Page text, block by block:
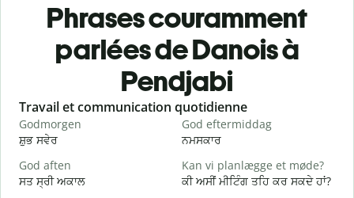
Phrases couramment
parlées de Danois à
Pendjabi
Slide 1 of 6
Travail et communication quotidienne
Godmorgen
ਸ਼ੁਭ ਸਵੇਰ
God eftermiddag
ਨਮਸਕਾਰ
God aften
ਸਤ ਸ੍ਰੀ ਅਕਾਲ
Kan vi planlægge et møde?
ਕੀ ਅਸੀਂ ਮੀਟਿੰਗ ਤਹਿ ਕਰ ਸਕਦੇ ਹਾਂ?